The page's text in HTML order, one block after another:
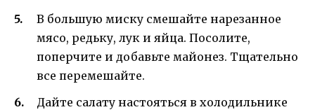
В большую миску смешайте нарезанное
мясо, редьку, лук и яйца. Посолите,
поперчите и добавьте майонез. Тщательно
все перемешайте.
Дайте салату настояться в холодильнике